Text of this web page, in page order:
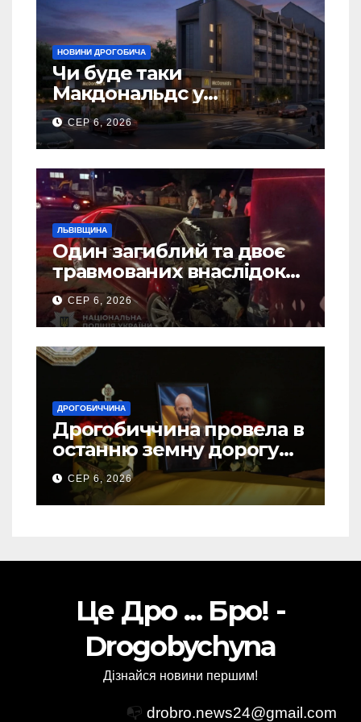
НОВИНИ ДРОГОБИЧА
Чи буде таки
Макдональдс у
Дрогобичі? (Фото)
СЕР 6, 2026
ЛЬВІВЩИНА
Один загиблий та двоє
травмованих внаслідок
ДТП на Самбірщині
СЕР 6, 2026
ДРОГОБИЧЧИНА
Дрогобиччина провела в
останню земну дорогу
свого Захисника – Олега
Торського
СЕР 6, 2026
Це Дро ... Бро! -
Drogobychyna
Дізнайся новини першим!
📭 drobro.news24@gmail.com